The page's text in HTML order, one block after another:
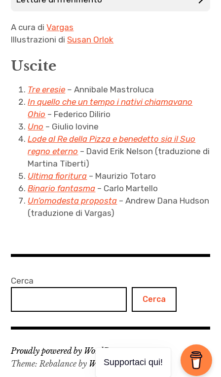
A cura diVargas
Illustrazioni diSusan Orlok
Uscite
Tre eresie –Annibale Mastroluca
In quello che un tempo i nativi chiamavano
Ohio – Federico Dilirio
Uno – Giulio Iovine
Lode al Re della Pizza e benedetto sia il Suo
regno eterno – David Erik Nelson (traduzione di
Martina Tiberti)
Ultima fioritura – Maurizio Totaro
Binario fantasma – Carlo Martello
Un’omodesta proposta – Andrew Dana Hudson
(traduzione di Vargas)
Cerca
Cerca
Proudly powered by WordPress
Theme: Rebalance by WordPress.com.
Supportaci qui!